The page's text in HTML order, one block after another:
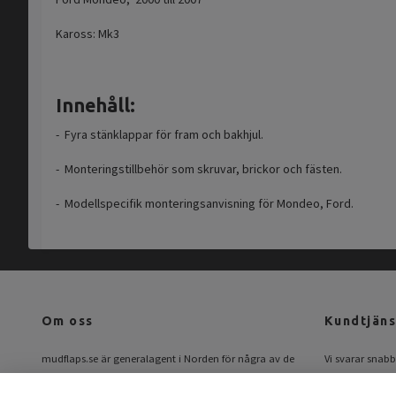
Kaross: Mk3
Innehåll:
- Fyra stänklappar för fram och bakhjul.
- Monteringstillbehör som skruvar, brickor och fästen.
- Modellspecifik monteringsanvisning för Mondeo, Ford.
Om oss
mudflaps.se är generalagent i Norden för några av de
största tillverkarna av modellanpassade stänkskydd.
Vi svarar
Mail: